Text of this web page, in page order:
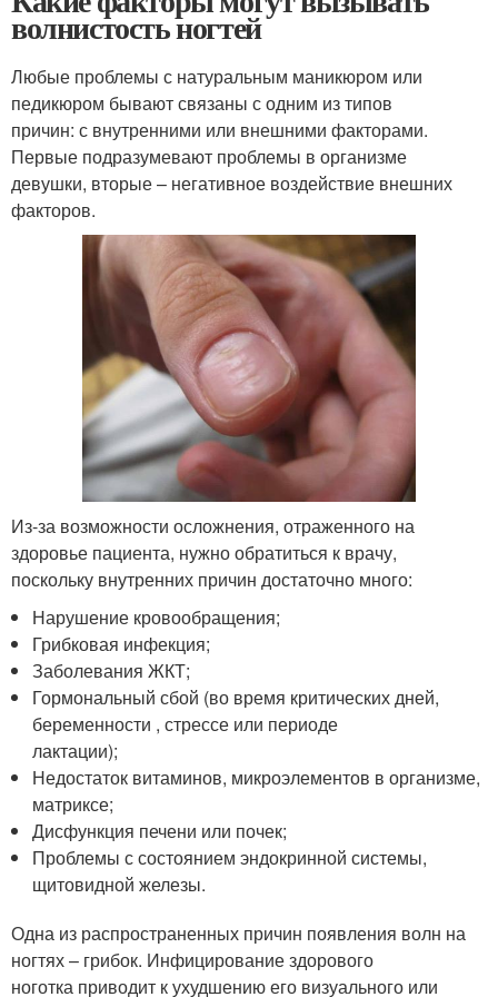
волнистость ногтей
Любые проблемы с натуральным маникюром или
педикюром бывают связаны с одним из типов
причин: с внутренними или внешними факторами.
Первые подразумевают проблемы в организме
девушки, вторые – негативное воздействие внешних
факторов.
Из-за возможности осложнения, отраженного на
здоровье пациента, нужно обратиться к врачу,
поскольку внутренних причин достаточно много:
Нарушение кровообращения;
Грибковая инфекция;
Заболевания ЖКТ;
Гормональный сбой (во время критических дней,
беременности , стрессе или периоде
лактации);
Недостаток витаминов, микроэлементов в организме,
матриксе;
Дисфункция печени или почек;
Проблемы с состоянием эндокринной системы,
щитовидной железы.
Одна из распространенных причин появления волн на
ногтях – грибок. Инфицирование здорового
ноготка приводит к ухудшению его визуального или